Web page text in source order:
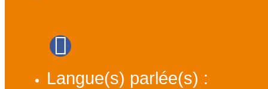
Langue(s) parlée(s) :